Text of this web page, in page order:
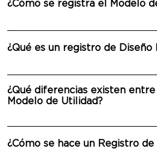
¿Cómo se registra el Modelo
¿Qué es un registro de Diseño
¿Qué diferencias existen
Modelo de Utilidad?
¿Cómo se hace un Registro